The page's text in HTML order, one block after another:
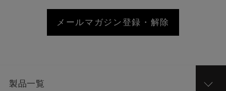
メールマガジン登録・解除
製品一覧